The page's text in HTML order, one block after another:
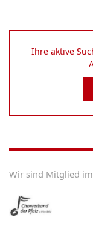
Ihre aktive
Wir sind Mitglied im